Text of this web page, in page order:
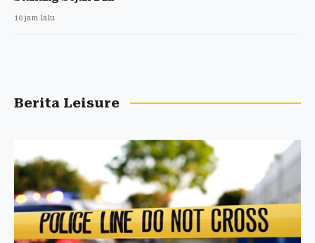
10 jam lalu
Berita Leisure